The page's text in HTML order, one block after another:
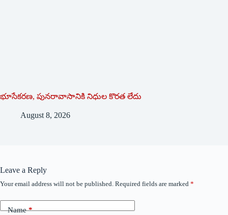
భూసేకరణ, పునరావాసానికి నిధుల కొరత లేదు
August 8, 2026
Leave a Reply
Your email address will not be published. Required fields are marked *
Name*